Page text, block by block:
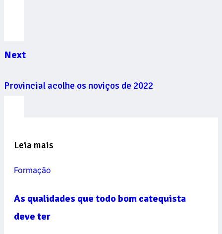
Next
Provincial acolhe os noviços de 2022
Leia mais
Formação
As qualidades que todo bom catequista
deve ter